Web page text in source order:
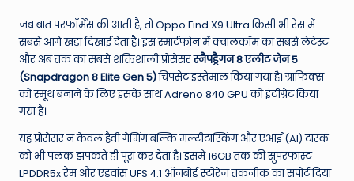
जब बात परफॉर्मेंस की आती है, तो Oppo Find X9 Ultra किसी भी रेस में
सबसे आगे खड़ा दिखाई देता है। इस स्मार्टफोन में क्वालकॉम का सबसे लेटेस्ट
और अब तक का सबसे शक्तिशाली प्रोसेसरस्नैपड्रैगन 8 एलीट जेन 5
(Snapdragon 8 Elite Gen 5)चिपसेट इस्तेमाल किया गया है। ग्राफिक्स
को स्मूथ बनाने के लिए इसके साथ Adreno 840 GPU को इंटीग्रेट किया
गया है।
यह प्रोसेसर न केवल हैवी गेमिंग बल्कि मल्टीटास्किंग और एआई (AI) टास्क
को भी पलक झपकते ही पूरा कर देता है। इसमें 16GB तक की सुपरफास्ट
LPDDR5x रैम और एडवांस UFS 4.1 ऑनबोर्ड स्टोरेज तकनीक का सपोर्ट दिया